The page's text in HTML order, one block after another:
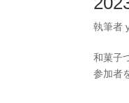
執筆者
和菓子
参加者